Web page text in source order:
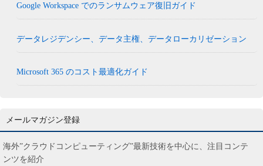
Google Workspace でのランサムウェア復旧ガイド
データレジデンシー、データ主権、データローカリゼーション
Microsoft 365 のコスト最適化ガイド
メールマガジン登録
海外”クラウドコンピューティング”最新技術を中心に、注目コンテ
ンツを紹介